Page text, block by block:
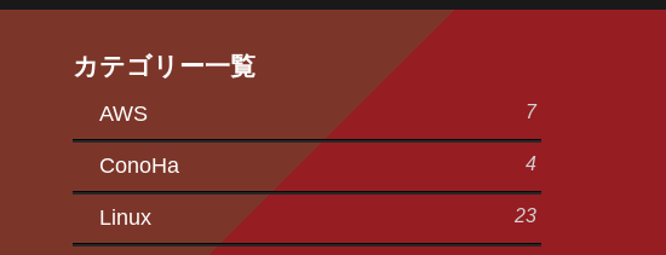
カテゴリー一覧
AWS 7
ConoHa 4
Linux 23